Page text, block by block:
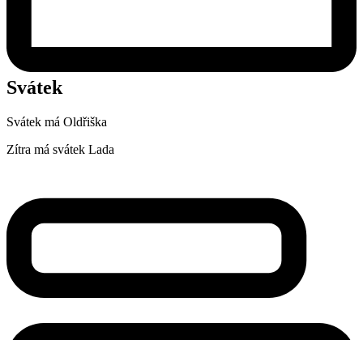
Svátek
Svátek má Oldřiška
Zítra má svátek Lada